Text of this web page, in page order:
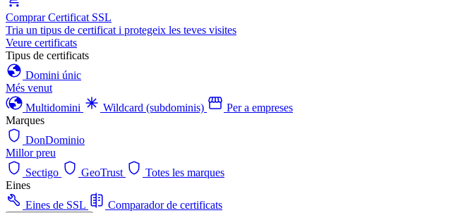
Comprar Certificat SSL
Tria un tipus de certificat i protegeix les teves visites
Veure certificats
Tipus de certificats
Domini únic
Més venut
Multidomini
Wildcard (subdominis)
Per a empreses
Marques
DonDominio
Millor preu
Sectigo
GeoTrust
Totes les marques
Eines
Eines de SSL
Comparador de certificats